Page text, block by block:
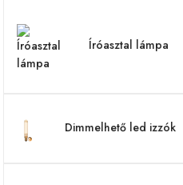
Íróasztal lámpa
Dimmelhető led izzók